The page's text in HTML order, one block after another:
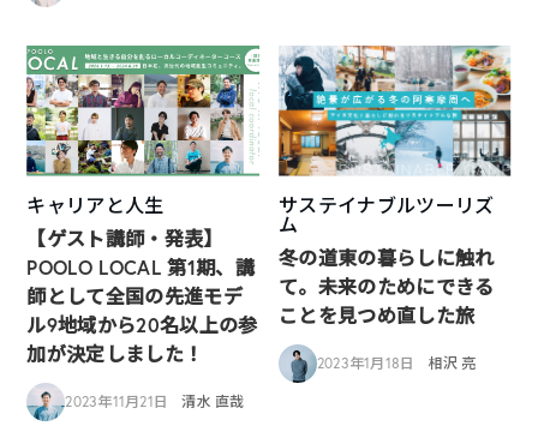
キャリアと人生
【ゲスト講師・発表】
POOLO LOCAL 第1期、講
師として全国の先進モデ
ル9地域から20名以上の参
加が決定しました！
2023年11月21日 清水 直哉
サステイナブルツーリズ
ム
冬の道東の暮らしに触れ
て。未来のためにできる
ことを見つめ直した旅
2023年1月18日 相沢 亮